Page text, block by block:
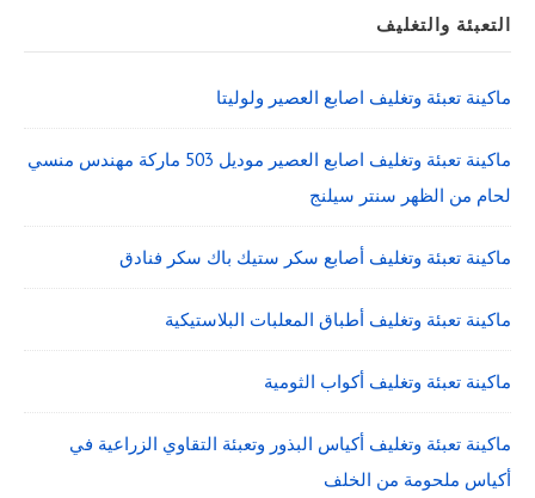
التعبئة والتغليف
ماكينة تعبئة وتغليف اصابع العصير ولوليتا
ماكينة تعبئة وتغليف اصابع العصير موديل 503 ماركة مهندس منسي
لحام من الظهر سنتر سيلنج
ماكينة تعبئة وتغليف أصابع سكر ستيك باك سكر فنادق
ماكينة تعبئة وتغليف أطباق المعلبات البلاستيكية
ماكينة تعبئة وتغليف أكواب الثومية
ماكينة تعبئة وتغليف أكياس البذور وتعبئة التقاوي الزراعية في
أكياس ملحومة من الخلف